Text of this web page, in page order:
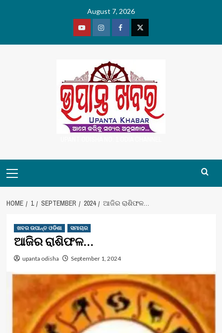
August 7, 2026
YoutubeVimeoFacebookTwitter
Menu
HOME 1 SEPTEMBER 2024 ଆଜିର ରାଶିଫଳ…
ଖବର ଉପାନ୍ତ ଓଡିଶା ସମାଚାର
ଆଜିର ରାଶିଫଳ…
upanta odisha September 1, 2024